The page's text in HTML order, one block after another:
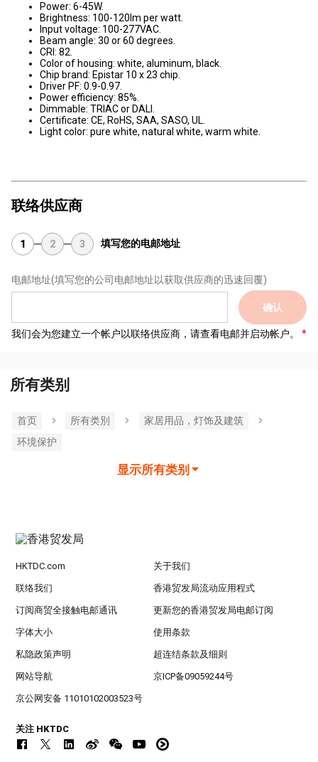
Power: 6-45W.
Brightness: 100-120lm per watt.
Input voltage: 100-277VAC.
Beam angle: 30 or 60 degrees.
CRI: 82.
Color of housing: white, aluminum, black.
Chip brand: Epistar 10 x 23 chip.
Driver PF: 0.9-0.97.
Power efficiency: 85%.
Dimmable: TRIAC or DALI.
Certificate: CE, RoHS, SAA, SASO, UL.
Light color: pure white, natural white, warm white.
联络供应商
1 2 3 填写您的电邮地址
电邮地址(填写您的公司电邮地址以获取供应商的迅速回覆)
确认
我们会为您建立一个帐户以联络供应商，请查看电邮并启动帐户。
所有类别
首页 所有类別
家居用品，灯饰及建筑
环境保护
显示所有类别
HKTDC.com 关于我们
联络我们 香港贸发局流动应用程式
订阅商贸全接触电邮通讯 更新您的香港贸发局电邮订阅
字体大小 使用条款
私隐政策声明 超连结条款及细则
网站导航 京ICP备09059244号
京公网安备 11010102003523号
关注 HKTDC